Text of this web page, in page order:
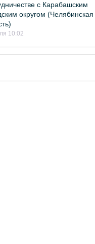
с Карабашским
округом (Челябинская
10:02